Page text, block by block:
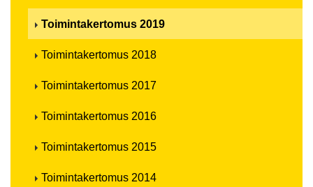
Toimintakertomus 2019
Toimintakertomus 2018
Toimintakertomus 2017
Toimintakertomus 2016
Toimintakertomus 2015
Toimintakertomus 2014